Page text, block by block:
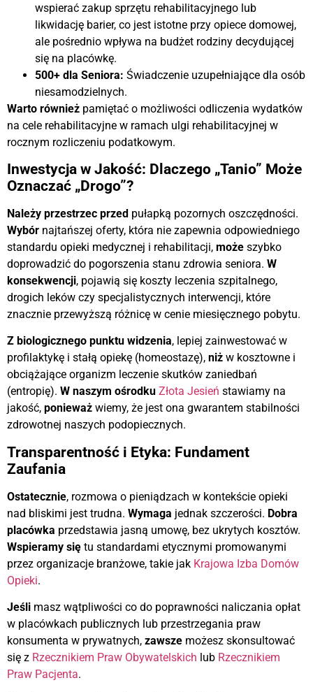
wspierać zakup sprzętu rehabilitacyjnego lub
likwidację barier, co jest istotne przy opiece domowej,
ale pośrednio wpływa na budżet rodziny decydującej
się na placówkę.
500+ dla Seniora: Świadczenie uzupełniające dla osób
niesamodzielnych.
Warto również pamiętać o możliwości odliczenia wydatków
na cele rehabilitacyjne w ramach ulgi rehabilitacyjnej w
rocznym rozliczeniu podatkowym.
Inwestycja w Jakość: Dlaczego „Tanio” Może
Oznaczać „Drogo”?
Należy przestrzec przed pułapką pozornych oszczędności.
Wybór najtańszej oferty, która nie zapewnia odpowiedniego
standardu opieki medycznej i rehabilitacji, może szybko
doprowadzić do pogorszenia stanu zdrowia seniora. W
konsekwencji, pojawią się koszty leczenia szpitalnego,
drogich leków czy specjalistycznych interwencji, które
znacznie przewyższą różnicę w cenie miesięcznego pobytu.
Z biologicznego punktu widzenia, lepiej zainwestować w
profilaktykę i stałą opiekę (homeostazę), niż w kosztowne i
obciążające organizm leczenie skutków zaniedbań
(entropię). W naszym ośrodku Złota Jesień stawiamy na
jakość, ponieważ wiemy, że jest ona gwarantem stabilności
zdrowotnej naszych podopiecznych.
Transparentność i Etyka: Fundament
Zaufania
Ostatecznie, rozmowa o pieniądzach w kontekście opieki
nad bliskimi jest trudna. Wymaga jednak szczerości. Dobra
placówka przedstawia jasną umowę, bez ukrytych kosztów.
Wspieramy się tu standardami etycznymi promowanymi
przez organizacje branżowe, takie jak Krajowa Izba Domów
Opieki.
Jeśli masz wątpliwości co do poprawności naliczania opłat
w placówkach publicznych lub przestrzegania praw
konsumenta w prywatnych, zawsze możesz skonsultować
się z Rzecznikiem Praw Obywatelskich lub Rzecznikiem
Praw Pacjenta.